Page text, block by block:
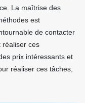
La maîtrise des
est
de contacter
réaliser ces
prix intéressants et
réaliser ces tâches,